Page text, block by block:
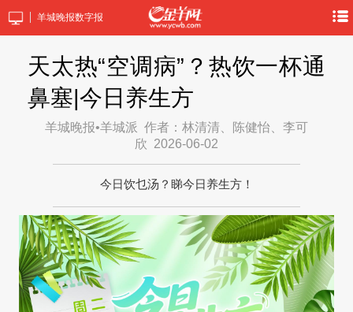
羊城晚报数字报
天太热“空调病”？热饮一杯通
鼻塞|今日养生方
羊城晚报•羊城派 作者：林清清、陈健怡、李可
欣 2026-06-02
今日饮乜汤？睇今日养生方！